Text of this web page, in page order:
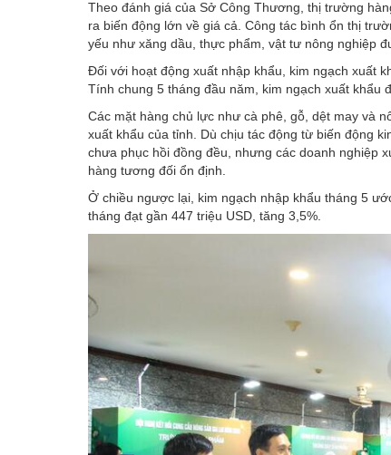
Theo đánh giá của Sở Công Thương, thị trường
ra biến động lớn về giá cả. Công tác bình ổn thị
yếu như xăng dầu, thực phẩm, vật tư nông nghiệp
Đối với hoạt động xuất nhập khẩu, kim ngạch xuất
Tính chung 5 tháng đầu năm, kim ngạch xuất khẩu
Các mặt hàng chủ lực như cà phê, gỗ, dệt may và
xuất khẩu của tỉnh. Dù chịu tác động từ biến động
chưa phục hồi đồng đều, nhưng các doanh nghiệp
hàng tương đối ổn định.
Ở chiều ngược lại, kim ngạch nhập khẩu tháng 5
tháng đạt gần 447 triệu USD, tăng 3,5%.